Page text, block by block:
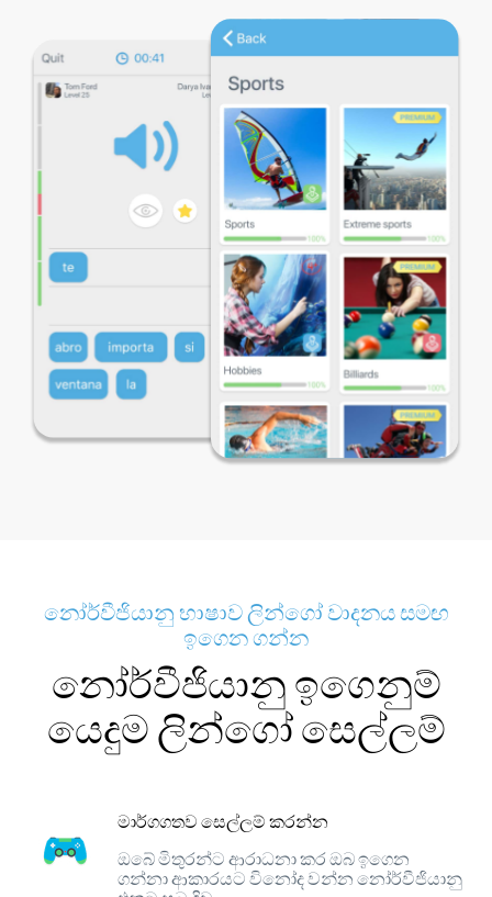
නෝර්වීජියානු භාෂාව ලින්ගෝ වාදනය සමඟ
ඉගෙන ගන්න
නෝර්වීජියානු ඉගෙනුම්
යෙදුම ලින්ගෝ සෙල්ලම්
මාර්ගගතව සෙල්ලම් කරන්න
ඔබේ මිතුරන්ට ආරාධනා කර ඔබ ඉගෙන
ගන්නා ආකාරයට විනෝද වන්න නෝර්වීජියානු